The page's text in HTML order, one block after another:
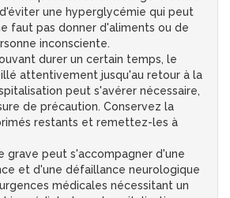
une hyperglycémie qui peut
faut pas donner d'aliments ou de
inconsciente.
durer un certain temps, le
attentivement jusqu'au retour à la
peut s'avérer nécessaire,
de précaution. Conservez la
restants et remettez-les à
grave peut s'accompagner d'une
et d'une défaillance neurologique
médicales nécessitant un